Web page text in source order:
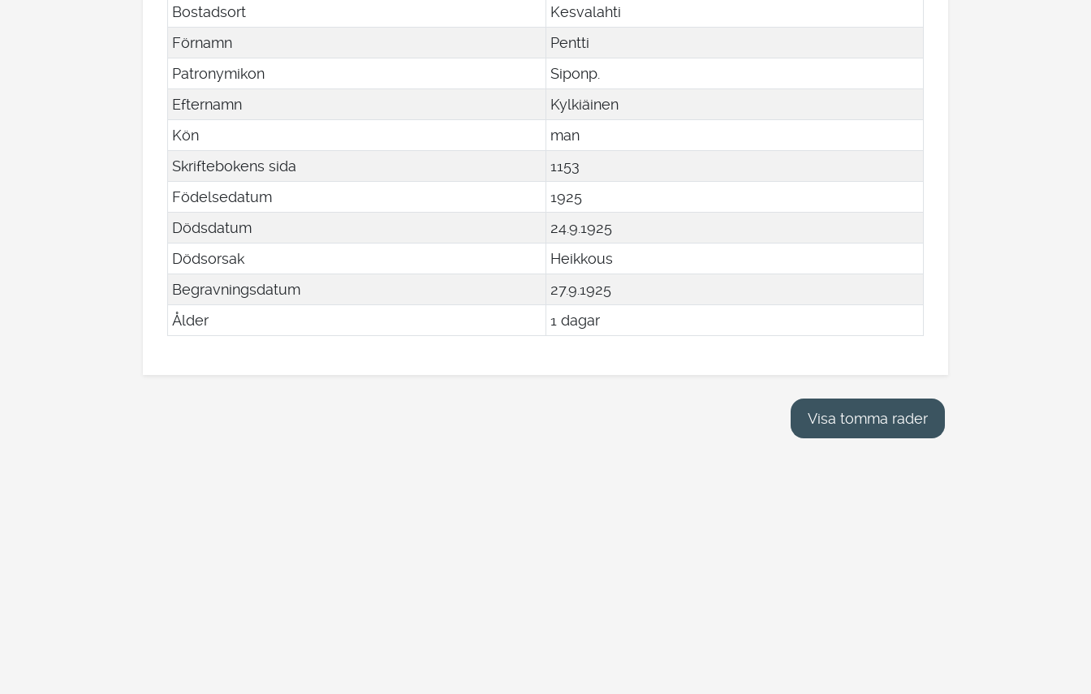
Bostadsort
Kesvalahti
Förnamn
Pentti
Patronymikon
Siponp.
Efternamn
Kylkiäinen
Kön
man
Skriftebokens sida
1153
Födelsedatum
1925
Dödsdatum
24.9.1925
Dödsorsak
Heikkous
Begravningsdatum
27.9.1925
Ålder
1 dagar
Visa tomma rader